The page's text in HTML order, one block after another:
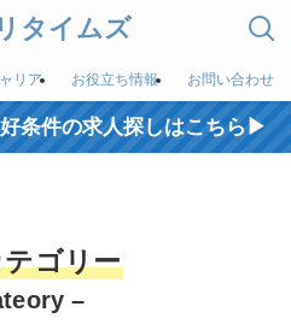
タイムズ
リア お役立ち情報 お問い合わせ
条件の求人探しはこちら▶︎
ゴリー
–